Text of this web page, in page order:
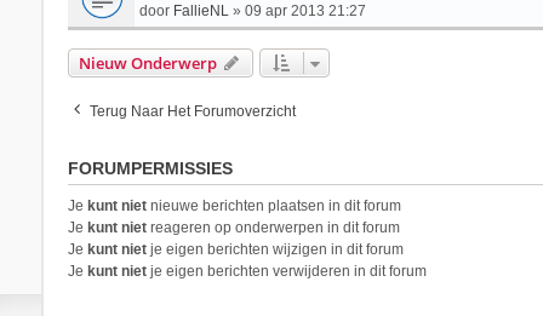
door FallieNL» 09 apr 2013 21:27
Nieuw Onderwerp
Terug Naar Het Forumoverzicht
FORUMPERMISSIES
Je kunt nietnieuwe berichten plaatsen in dit forum
Je kunt nietreageren op onderwerpen in dit forum
Je kunt nietje eigen berichten wijzigen in dit forum
Je kunt nietje eigen berichten verwijderen in dit forum